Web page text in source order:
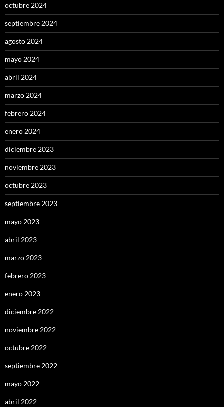
octubre 2024
septiembre 2024
agosto 2024
mayo 2024
abril 2024
marzo 2024
febrero 2024
enero 2024
diciembre 2023
noviembre 2023
octubre 2023
septiembre 2023
mayo 2023
abril 2023
marzo 2023
febrero 2023
enero 2023
diciembre 2022
noviembre 2022
octubre 2022
septiembre 2022
mayo 2022
abril 2022